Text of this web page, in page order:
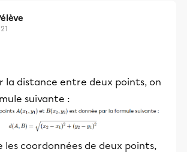
la distance entre deux points, on
suivante :
les coordonnées de deux points,